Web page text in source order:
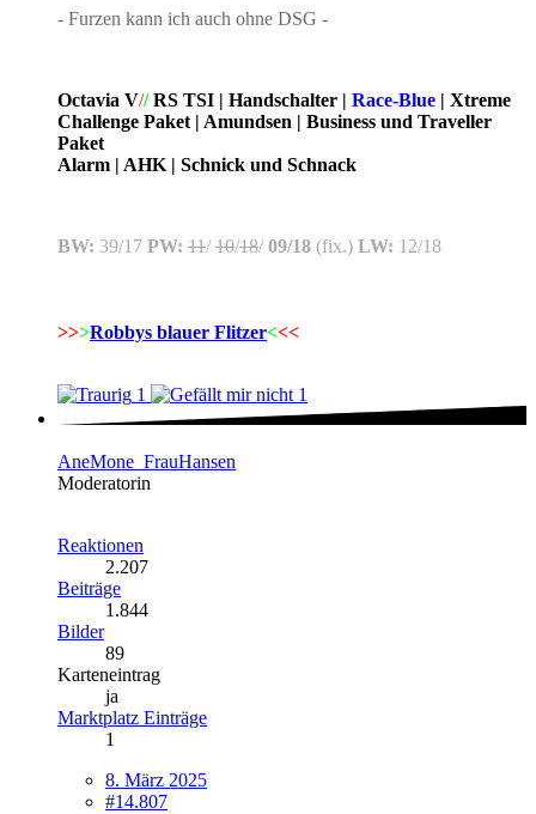
- Furzen kann ich auch ohne DSG -
Octavia V//RS TSI | Handschalter | Race-Blue | Xtreme
Challenge Paket | Amundsen | Business und Traveller
Paket
Alarm | AHK | Schnick und Schnack
BW: 39/17 PW: 11/10/18/09/18 (fix.) LW: 12/18
>>>Robbys blauer Flitzer<<<
1 1
AneMone_FrauHansen
Moderatorin
Reaktionen
2.207
Beiträge
1.844
Bilder
89
Karteneintrag
ja
Marktplatz Einträge
1
8. März 2025
#14.807